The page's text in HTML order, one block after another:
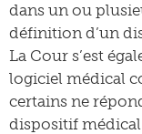
dans un ou
définition d’un
La Cour s’est
logiciel médical
certains ne
dispositif